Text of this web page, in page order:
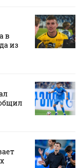
в
из